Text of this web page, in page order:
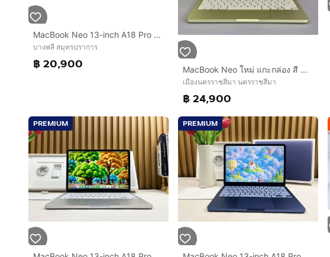
MacBook Neo 13-inch A18 Pro Ram8GB SSD256GB Silver Apple Care 21march2027
บางพลี สมุทรปราการ
฿ 20,900 MacBook Neo ใหม่ แกะกล่อง สี Citrus
เมืองนครราชสีมา นครราชสีมา
฿ 24,900
PREMIUM PREMIUM